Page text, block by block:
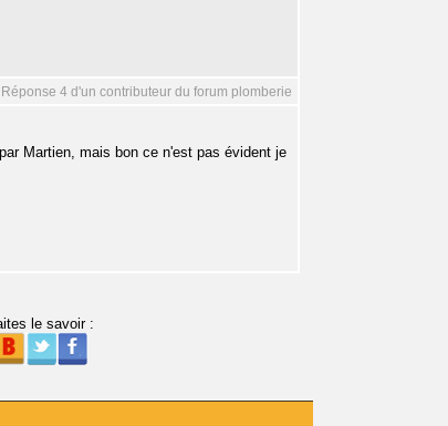
Réponse 4 d'un contributeur du forum plomberie
Martien, mais bon ce n'est pas évident je
le savoir :